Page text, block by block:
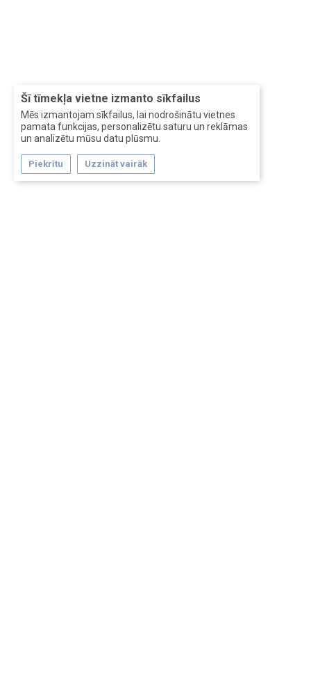
Šī tīmekļa vietne izmanto sīkfailus
Mēs izmantojam sīkfailus, lai nodrošinātu vietnes
pamata funkcijas, personalizētu saturu un reklāmas
un analizētu mūsu datu plūsmu.
Piekrītu Uzzināt vairāk